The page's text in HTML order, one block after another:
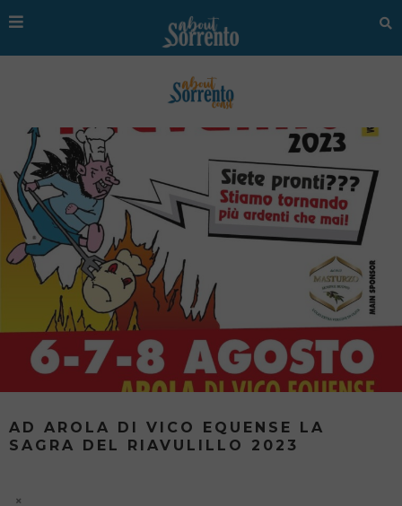
AD AROLA DI VICO EQUENSE LA
SAGRA DEL RIAVULILLO 2023